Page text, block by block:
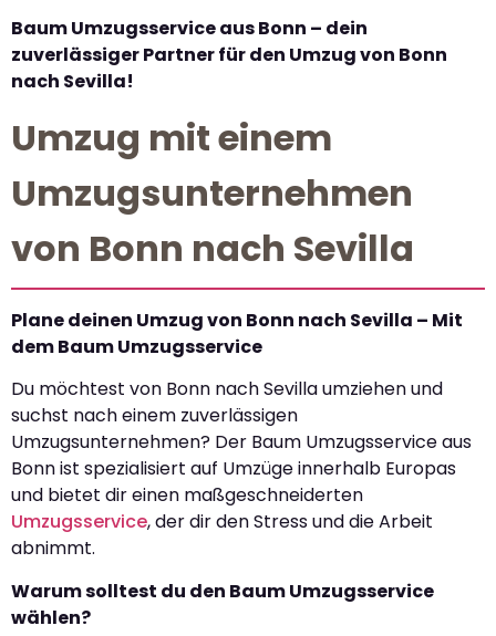
Baum Umzugsservice aus Bonn – dein
zuverlässiger Partner für den Umzug von Bonn
nach Sevilla!
Umzug mit einem
Umzugsunternehmen
von Bonn nach Sevilla
Plane deinen Umzug von Bonn nach Sevilla – Mit
dem Baum Umzugsservice
Du möchtest von Bonn nach Sevilla umziehen und
suchst nach einem zuverlässigen
Umzugsunternehmen? Der Baum Umzugsservice aus
Bonn ist spezialisiert auf Umzüge innerhalb Europas
und bietet dir einen maßgeschneiderten
Umzugsservice, der dir den Stress und die Arbeit
abnimmt.
Warum solltest du den Baum Umzugsservice
wählen?